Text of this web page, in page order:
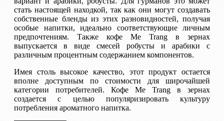
стать настоящей находкой, так как они могут создавать
собственные бленды из этих разновидностей, получая
особые напитки, идеально соответствующие личным
предпочтениям. Также кофе Me Trang в зернах
выпускается в виде смесей робусты и арабики с
различным процентным содержанием компонентов.
Имея столь высокое качество, этот продукт остается
вполне доступным по стоимости для широчайшей
категории потребителей. Кофе Me Trang в зернах
создается с целью популяризировать культуру
потребления ароматного напитка.